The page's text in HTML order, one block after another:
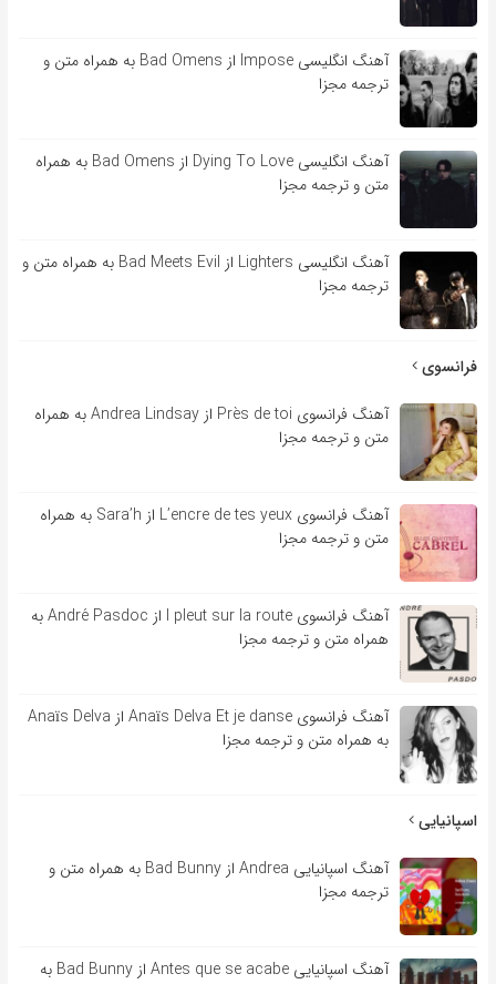
آهنگ انگلیسی Impose از Bad Omens به همراه متن و
ترجمه مجزا
آهنگ انگلیسی Dying To Love از Bad Omens به همراه
متن و ترجمه مجزا
آهنگ انگلیسی Lighters از Bad Meets Evil به همراه متن و
ترجمه مجزا
فرانسوی
آهنگ فرانسوی Près de toi از Andrea Lindsay به همراه
متن و ترجمه مجزا
آهنگ فرانسوی L’encre de tes yeux از Sara’h به همراه
متن و ترجمه مجزا
آهنگ فرانسوی l pleut sur la route از André Pasdoc به
همراه متن و ترجمه مجزا
آهنگ فرانسوی Anaïs Delva Et je danse از Anaïs Delva
به همراه متن و ترجمه مجزا
اسپانیایی
آهنگ اسپانیایی Andrea از Bad Bunny به همراه متن و
ترجمه مجزا
آهنگ اسپانیایی Antes que se acabe از Bad Bunny به